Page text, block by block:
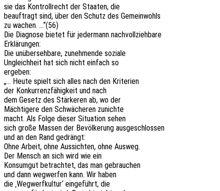
sie das Kontroll­recht der Staa­ten, die
beauf­tragt sind, über den Schutz des Gemeinwohls
zu wachen. …“(56)
Die Diagno­se bietet für jeder­mann nachvollziehbare
Erklärungen:
Die unüber­seh­ba­re, zuneh­men­de soziale
Ungleich­heit hat sich nicht einfach so
ergeben:
„… Heute spielt sich alles nach den Kriterien
der Konkur­renz­fä­hig­keit und nach
dem Gesetz des Stär­ke­ren ab, wo der
Mäch­ti­ge­re den Schwä­che­ren zunichte
macht. Als Folge dieser Situa­ti­on sehen
sich große Massen der Bevöl­ke­rung ausgeschlossen
und an den Rand gedrängt:
Ohne Arbeit, ohne Aussich­ten, ohne Ausweg.
Der Mensch an sich wird wie ein
Konsum­gut betrach­tet, das man gebrauchen
und dann wegwer­fen kann. Wir haben
die ‚Wegwerf­kul­tur‘ einge­führt, die